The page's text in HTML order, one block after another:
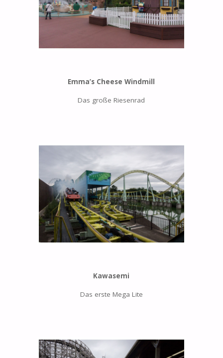
Emma’s Cheese Windmill
Das große Riesenrad
Kawasemi
Das erste Mega Lite